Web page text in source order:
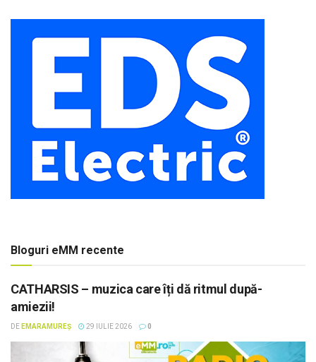
Bloguri eMM recente
CATHARSIS – muzica care îți dă ritmul după-
amiezii!
DE EMARAMUREȘ 29 IULIE 2026 0